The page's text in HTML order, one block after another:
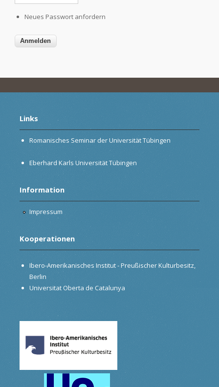
Neues Passwort anfordern
Links
Romanisches Seminar der Universität Tübingen
Eberhard Karls Universität Tübingen
Information
Impressum
Kooperationen
Ibero-Amerikanisches Institut - Preußischer Kulturbesitz,
Berlin
Universitat Oberta de Catalunya